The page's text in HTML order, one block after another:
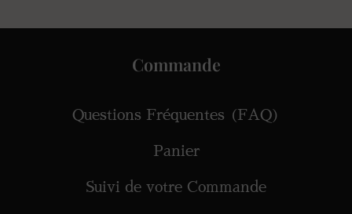
Commande
Questions Fréquentes (FAQ)
Panier
Suivi de votre Commande